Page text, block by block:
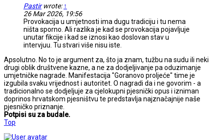
Pastirwrote: ↑
26 Mar 2026, 19:56
Provokacija u umjetnosti ima dugu tradiciju i tu nema
ništa sporno. Ali razlika je kad se provokacija pojavljuje
unutar fikcije i kad se iznosi kao doslovan stav u
intervjuu. Tu stvari više nisu iste.
Apsolutno. No to je argument za, što ja znam, tužbu na sudu ili neki
drugi oblik društvene kazne, a ne za dodjeljivanje pa oduzimanje
umjetničke nagrade. Manifestacija "Goranovo proljeće" time je
izgubila svaku vrijednost i autoritet. O nagradi da i ne govorim - a
tradicionalno se dodjeljuje za cjelokupni pjesnički opus i izniman
doprinos hrvatskom pjesništvu te predstavlja najznačajnije naše
pjesničko priznanje.
Potpisi su za budale.
Top